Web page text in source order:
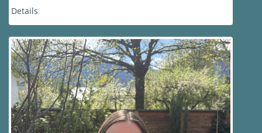
Details